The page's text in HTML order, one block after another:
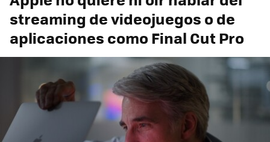
streaming de videojuegos o de
aplicaciones como Final Cut Pro